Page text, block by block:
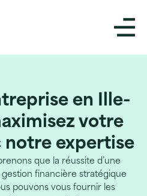
en Ille-
votre
notre expertise
que la réussite d’une
financière stratégique
pouvons vous fournir les